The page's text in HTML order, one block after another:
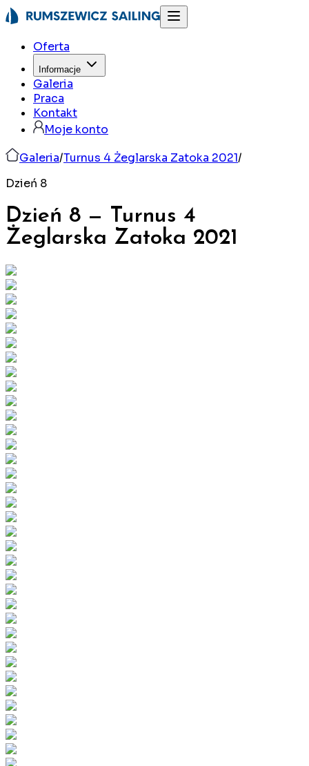
Oferta
Informacje
Galeria
Praca
Kontakt
Moje konto
Galeria/Turnus 4 Żeglarska Zatoka 2021/
Dzień 8
Dzień 8 —
Turnus 4
Żeglarska Zatoka 2021